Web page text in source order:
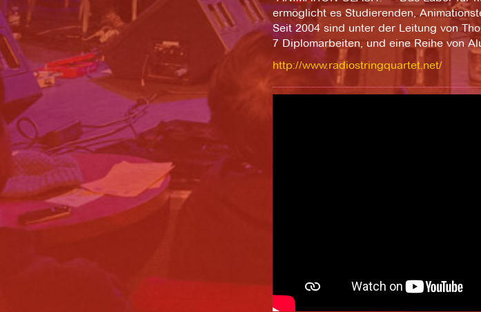
ermöglicht es Studierenden,
Seit 2004 sind unter der Leitung von
7 Diplomarbeiten, und eine Reihe von
http://www.radiostringquartet.net/